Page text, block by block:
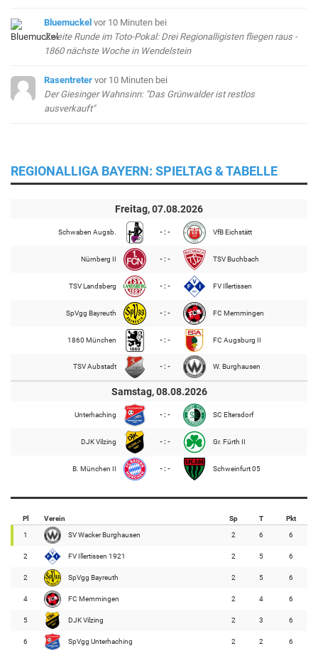
Bluemuckel vor 10 Minuten bei
Zweite Runde im Toto-Pokal: Drei Regionalligisten fliegen raus -
1860 nächste Woche in Wendelstein
Rasentreter vor 10 Minuten bei
Der Giesinger Wahnsinn: "Das Grünwalder ist restlos
ausverkauft"
REGIONALLIGA BAYERN: SPIELTAG & TABELLE
Freitag, 07.08.2026
Schwaben Augsb. - : - VfB Eichstätt
Nürnberg II - : - TSV Buchbach
TSV Landsberg - : - FV Illertissen
SpVgg Bayreuth - : - FC Memmingen
1860 München - : - FC Augsburg II
TSV Aubstadt - : - W. Burghausen
Samstag, 08.08.2026
Unterhaching - : - SC Eltersdorf
DJK Vilzing - : - Gr. Fürth II
B. München II - : - Schweinfurt 05
Pl Verein Sp T Pkt
1 SV Wacker Burghausen 2 6 6
2 FV Illertissen 1921 2 5 6
2 SpVgg Bayreuth 2 5 6
4 FC Memmingen 2 4 6
5 DJK Vilzing 2 3 6
6 SpVgg Unterhaching 2 2 6